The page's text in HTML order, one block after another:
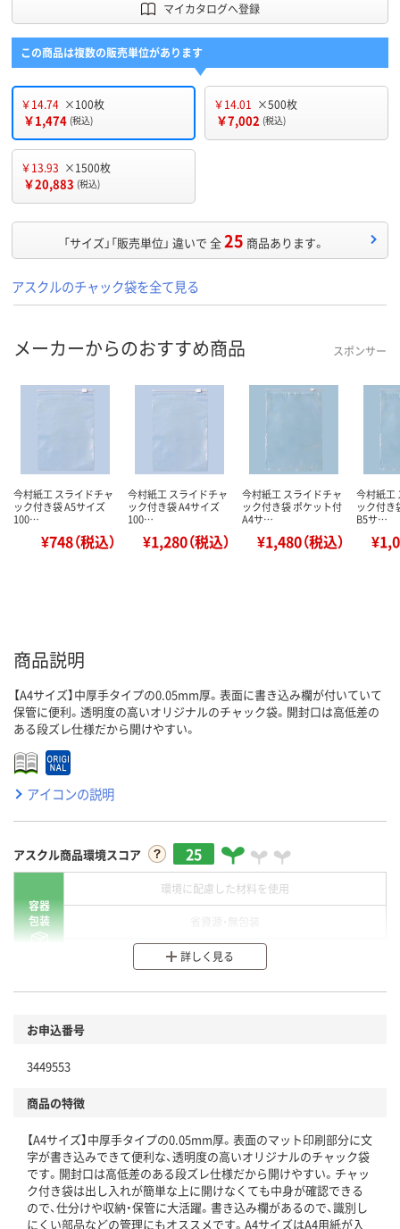
マイカタログへ登録
この商品は複数の販売単位があります
￥14.74 ×100枚
￥1,474 (税込)
￥14.01 ×500枚
￥7,002 (税込)
￥13.93 ×1500枚
￥20,883 (税込)
「サイズ」「販売単位」 違いで 全25 商品あります。
アスクルのチャック袋を全て見る
メーカーからのおすすめ商品 スポンサー
今村紙工 スライドチャ
ック付き袋 A5サイズ
100…
¥748（税込）
今村紙工 スライドチャ
ック付き袋 A4サイズ
100…
¥1,280（税込）
今村紙工 スライドチャ
ック付き袋 ポケット付
A4サ…
¥1,480（税込）
今村紙工
ック付き
B5サ…
商品説明
【A4サイズ】中厚手タイプの0.05mm厚。表面に書き込み欄が付いていて
保管に便利。透明度の高いオリジナルのチャック袋。開封口は高低差の
ある段ズレ仕様だから開けやすい。
アイコンの説明
アスクル商品環境スコア 25
容器
包装
環境に配慮した材料を使用
分別・リサイクルしやすい設計
本体
仕組
アスクルで資源循環している
温室効果ガスなどの削減
この商品の環境配慮ポイントです。下記商品詳細「
詳しく見る
お申込番号
3449553
商品の特徴
【A4サイズ】中厚手タイプの0.05mm厚。表面のマット印刷部分に文
字が書き込みできて便利な、透明度の高いオリジナルのチャック袋
です。開封口は高低差のある段ズレ仕様だから開けやすい。チャッ
ク付き袋は出し入れが簡単な上に開けなくても中身が確認できる
ので、仕分けや収納・保管に大活躍。書き込み欄があるので、識別し
にくい部品などの管理にもオススメです。A4サイズはA4用紙が入